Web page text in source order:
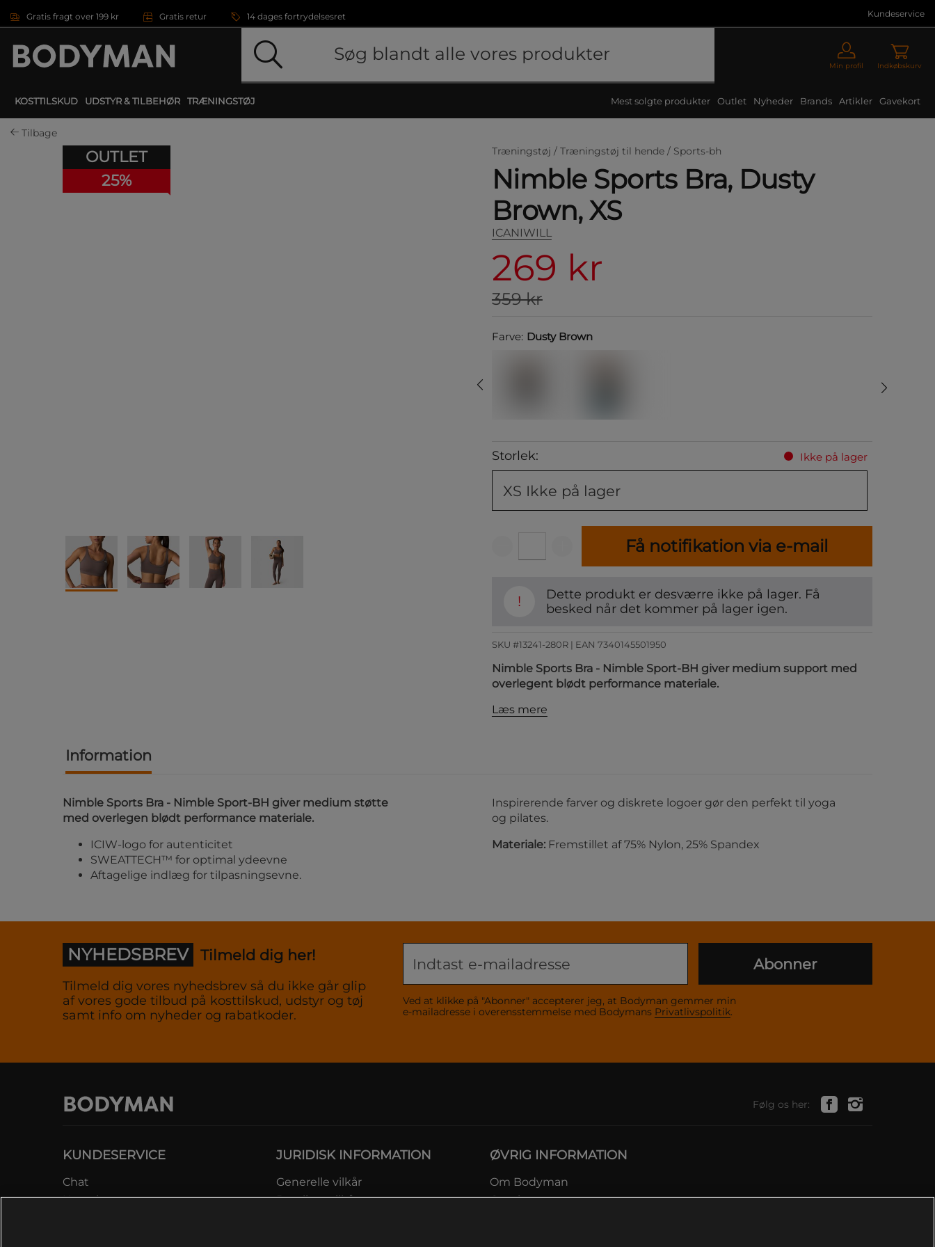
Gratis fragt over 199 kr Gratis retur 14 dages fortrydelsesret Kundeservice
Min profil Indkøbskurv
KOSTTILSKUD UDSTYR & TILBEHØR TRÆNINGSTØJ Mest solgte produkter Outlet Nyheder Brands Artikler Gavekort
Tilbage
OUTLET
25%
Træningstøj / Træningstøj til hende / Sports-bh
Nimble Sports Bra, Dusty
Brown, XS
ICANIWILL
269 kr
359 kr
Farve: Dusty Brown
Storlek: Ikke på lager
XS Ikke på lager
Få notifikation via e-mail
!
Dette produkt er desværre ikke på lager. Få
besked når det kommer på lager igen.
SKU #13241-280R | EAN 7340145501950
Nimble Sports Bra - Nimble Sport-BH giver medium support med
overlegent blødt performance materiale.
Læs mere
Information
Nimble Sports Bra - Nimble Sport-BH giver medium støtte
med overlegen blødt performance materiale.
ICIW-logo for autenticitet
SWEATTECH™ for optimal ydeevne
Aftagelige indlæg for tilpasningsevne.
Inspirerende farver og diskrete logoer gør den perfekt til yoga
og pilates.
Materiale: Fremstillet af 75% Nylon, 25% Spandex
NYHEDSBREV Tilmeld dig her!
Tilmeld dig vores nyhedsbrev så du ikke går glip
af vores gode tilbud på kosttilskud, udstyr og tøj
samt info om nyheder og rabatkoder.
Ved at klikke på "Abonner" accepterer jeg, at Bodyman gemmer min
e-mailadresse i overensstemmelse med Bodymans Privatlivspolitik.
Abonner
Følg os her:
KUNDESERVICE
Chat
Kontakt
JURIDISK INFORMATION
Generelle vilkår
Betalingsvilkår
ØVRIG INFORMATION
Om Bodyman
Gavekort